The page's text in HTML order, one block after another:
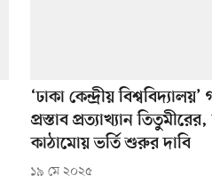
‘ঢাকা কেন্দ্রীয়
প্রস্তাব প্রত্যাখ্যান তিতুমীরের,
কাঠামোয় ভর্তি শুরুর দাবি
১৯ মে ২০২৫